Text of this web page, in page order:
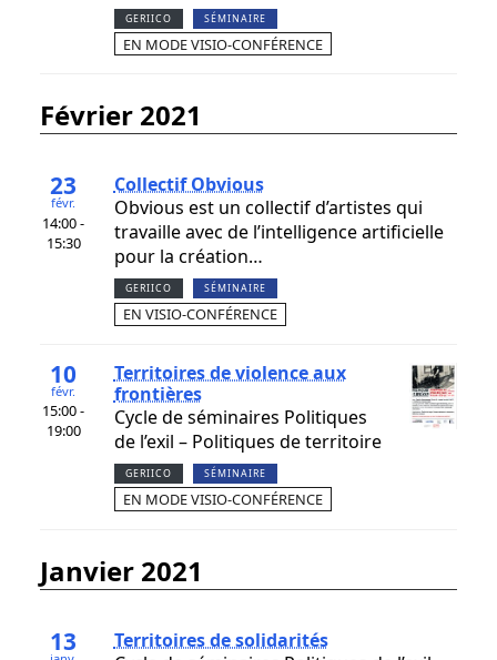
GERIICO SÉMINAIRE
EN MODE VISIO-CONFÉRENCE
février 2021
23
févr.
14:00 -
15:30
Collectif Obvious
Obvious est un collectif d’artistes qui
travaille avec de l’intelligence artificielle
pour la création…
GERIICO SÉMINAIRE
EN VISIO-CONFÉRENCE
10
févr.
15:00 -
19:00
Territoires de violence aux
frontières
Cycle de séminaires Politiques
de l’exil – Politiques de territoire
GERIICO SÉMINAIRE
EN MODE VISIO-CONFÉRENCE
janvier 2021
13
Territoires de solidarités